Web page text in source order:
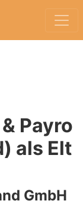
Payro
als Elt
GmbH